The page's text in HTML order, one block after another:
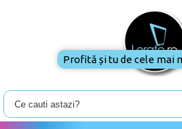
Profită și tu de cele mai